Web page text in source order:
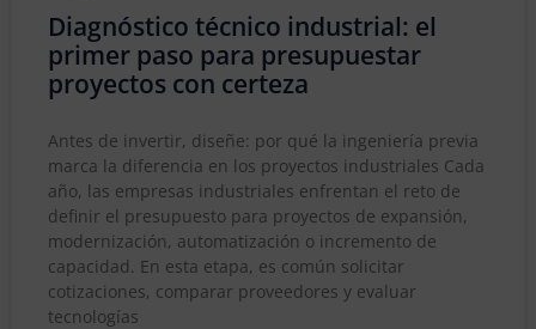
Diagnóstico técnico industrial: el
primer paso para presupuestar
proyectos con certeza
Antes de invertir, diseñe: por qué la ingeniería previa
marca la diferencia en los proyectos industriales Cada
año, las empresas industriales enfrentan el reto de
definir el presupuesto para proyectos de expansión,
modernización, automatización o incremento de
capacidad. En esta etapa, es común solicitar
cotizaciones, comparar proveedores y evaluar
tecnologías